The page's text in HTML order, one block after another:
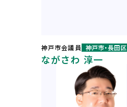
神戸市会議員 神戸市・長田区
ながさわ 淳一